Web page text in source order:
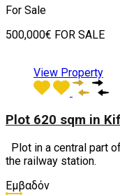
For Sale
500,000€ FOR SALE
View Property
Plot 620 sqm in
Plot in a central part
the railway station.
Εμβαδόν